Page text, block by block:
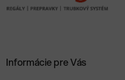
Informácie pre Vás